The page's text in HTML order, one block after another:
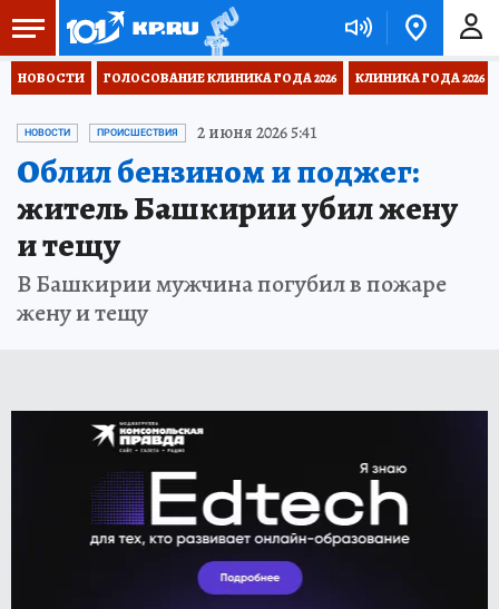
НОВОСТИ ГОЛОСОВАНИЕ КЛИНИКА ГОДА 2026 КЛИНИКА ГОДА 2026
НОВОСТИ ПРОИСШЕСТВИЯ 2 июня 2026 5:41
Облил бензином и поджег:
житель Башкирии убил жену
и тещу
В Башкирии мужчина погубил в пожаре
жену и тещу